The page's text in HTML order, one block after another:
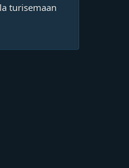
turisemaan